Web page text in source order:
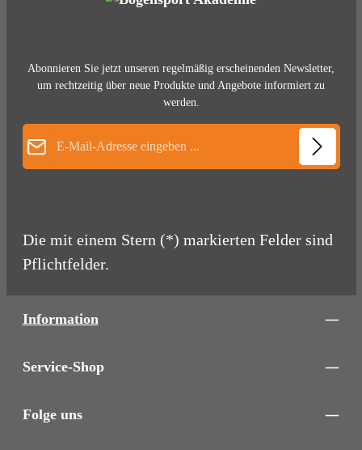
Abonnieren Sie jetzt unseren regelmäßig erscheinenden Newsletter,
um rechtzeitig über neue Produkte und Angebote informiert zu
werden.
Die mit einem Stern (*) markierten Felder sind
Pflichtfelder.
Information
Service-Shop
Folge uns